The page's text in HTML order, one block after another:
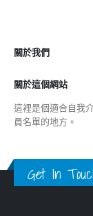
關於我們
關於這個網站
這裡是個適合自我
員名單的地方。
Get In